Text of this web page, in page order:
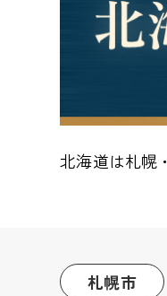
北海道は札幌
札幌市